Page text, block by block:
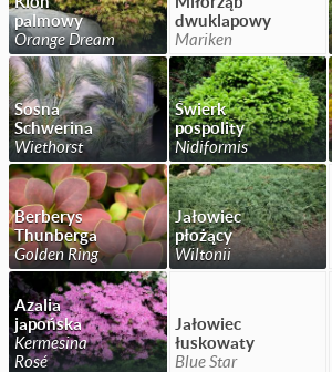
palmowy
Orange Dream
dwuklapowy
Mariken
Sosna
Schwerina
Wiethorst
Świerk
pospolity
Nidiformis
Berberys
Thunberga
Golden Ring
Jałowiec
płożący
Wiltonii
Azalia
japońska
Kermesina
Rosé
Jałowiec
łuskowaty
Blue Star